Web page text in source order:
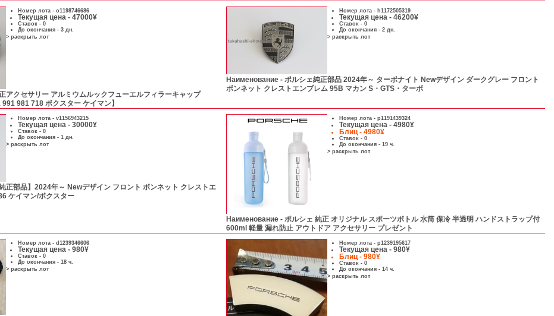
Номер лота - o1198746686
Текущая цена - 47000¥
Ставок - 0
До окончания - 3 дн.
> раскрыть лот
アクセサリー アルミウムルックフューエルフィラーキャップ
981 718 ボクスター ケイマン】
Номер лота - h1172505319
Текущая цена - 46200¥
Ставок - 0
До окончания - 2 дн.
> раскрыть лот
Наименование - ポルシェ純正部品 2024年～ ターボナイト Newデザイン ダークグレー フロント
ボンネット クレストエンブレム 95B マカン S・GTS・ターボ
Номер лота - v1156943215
Текущая цена - 30000¥
Ставок - 0
До окончания - 1 дн.
> раскрыть лот
正部品】2024年～ Newデザイン フロント ボンネット クレストエ
ケイマン/ボクスター
Номер лота - p1191439324
Текущая цена - 4980¥
Блиц - 4980¥
Ставок - 0
До окончания - 19 ч.
> раскрыть лот
Наименование - ポルシェ 純正 オリジナル スポーツボトル 水筒 保冷 半透明 ハンドストラップ付
600ml 軽量 漏れ防止 アウトドア アクセサリー プレゼント
Номер лота - d1239346606
Текущая цена - 980¥
Ставок - 0
До окончания - 18 ч.
> раскрыть лот
Номер лота - p1239195617
Текущая цена - 980¥
Блиц - 980¥
Ставок - 0
До окончания - 14 ч.
> раскрыть лот